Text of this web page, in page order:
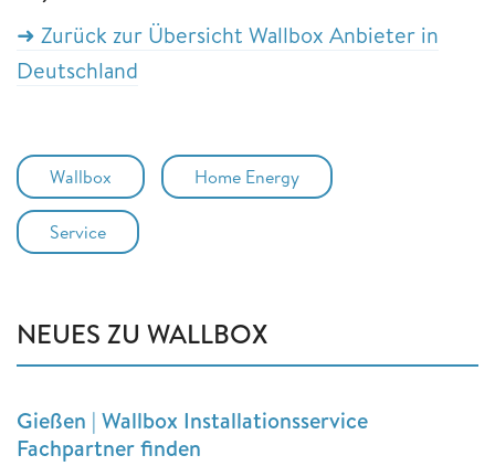
➜ Zurück zur Übersicht Wallbox Anbieter in
Deutschland
Wallbox Home Energy
Service
NEUES ZU WALLBOX
Gießen | Wallbox Installationsservice
Fachpartner finden